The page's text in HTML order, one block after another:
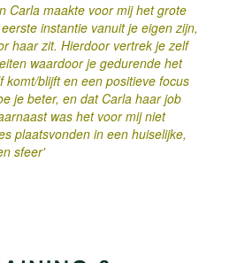
Carla maakte voor mij het grote
instantie vanuit je eigen zijn,
haar zit. Hierdoor vertrek je zelf
waardoor je gedurende het
komt/blijft en een positieve focus
je beter, en dat Carla haar job
was het voor mij niet
plaatsvonden in een huiselijke,
sfeer'